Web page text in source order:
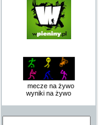
mecze na żywo
wyniki na żywo